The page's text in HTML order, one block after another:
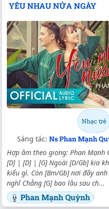
YÊU NHAU NỬA NGÀY
Nhạc trẻ
Sáng tác: Ns Phan Mạnh
Hợp âm theo giọng: Phan Mạnh
[D] | [D] | [G] Ngoài [D/Gb] kia
kiểu gì. Còn [Bm/Gb] nơi đây
nghĩ Chẳng [G] bao lâu sau ch...
Phan Mạnh Quỳnh